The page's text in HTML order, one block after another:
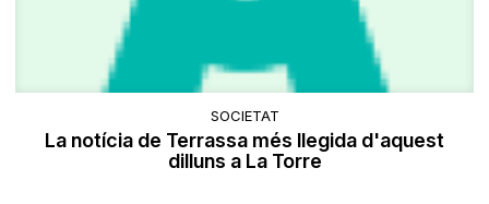
SOCIETAT
La notícia de Terrassa més llegida d'aquest
dilluns a La Torre